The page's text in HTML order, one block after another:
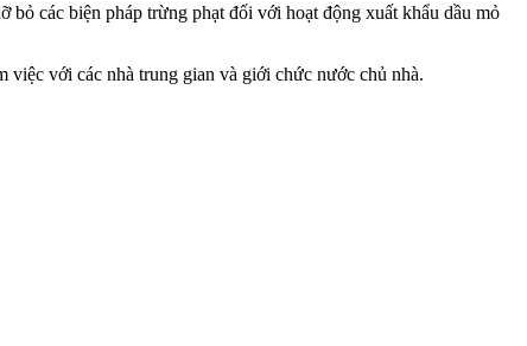
bỏ các biện pháp trừng phạt đối với hoạt động xuất khẩu dầu mỏ
với các nhà trung gian và giới chức nước chủ nhà.